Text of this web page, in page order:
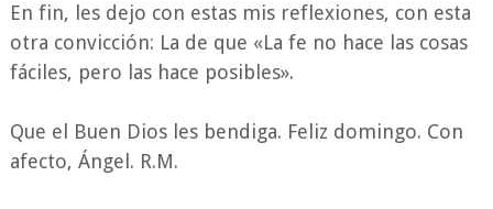
En fin, les dejo con estas mis reflexiones, con esta
otra convicción: La de que «La fe no hace las cosas
fáciles, pero las hace posibles».
Que el Buen Dios les bendiga. Feliz domingo. Con
afecto, Ángel. R.M.